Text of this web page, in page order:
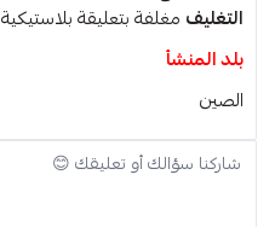
التغليف مغلفة بتعليقة بلاستيكية
بلد المنشأ
الصين